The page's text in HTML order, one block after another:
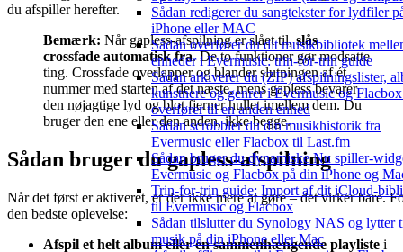
Sådan redigerer du sangtekster for lydfiler
iPhone eller MAC
Sådan overfører du dit musikbibliotek
enheder i Evermusic: trin-for-trin guide
Sådan arkiverer du (ZIP) afspilningslister,
kunstnere og genrer i Evermusic og
overfører til en anden enhed
Sådan scrobbler du din musikhistorik fra
Evermusic eller Flacbox til Last.fm
Sådan bruger du dynamiske Nu spiller-
Evermusic og Flacbox på din iPhone og
Trin-for-trin guide: Import af dit iCloud-
til Evermusic og Flacbox
Sådan tilslutter du Synology NAS og lytter
musik på din iPhone eller Mac
du afspiller herefter.
Bemærk: Når gapless-afspilning er slået til,slås
crossfade automatisk fra. De to funktioner gør modsatte
ting. Crossfade overlapper og blander slutningen af ét
nummer med starten af det næste, mens gapless bevarer
den nøjagtige lyd og blot fjerner hullet imellem dem. Du
bruger den ene eller den anden, ikke begge.
Sådan bruger du gapless-afspilning
Når det først er aktiveret, er der ikke mere at gøre – det virker bare.
den bedste oplevelse:
Afspil et helt album eller en sammenhængende playliste i